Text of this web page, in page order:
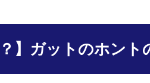
】ガットのホン